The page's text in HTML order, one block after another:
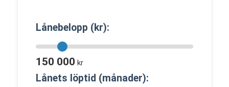
Lånebelopp (kr):
150 000 kr
Lånets löptid (månader):